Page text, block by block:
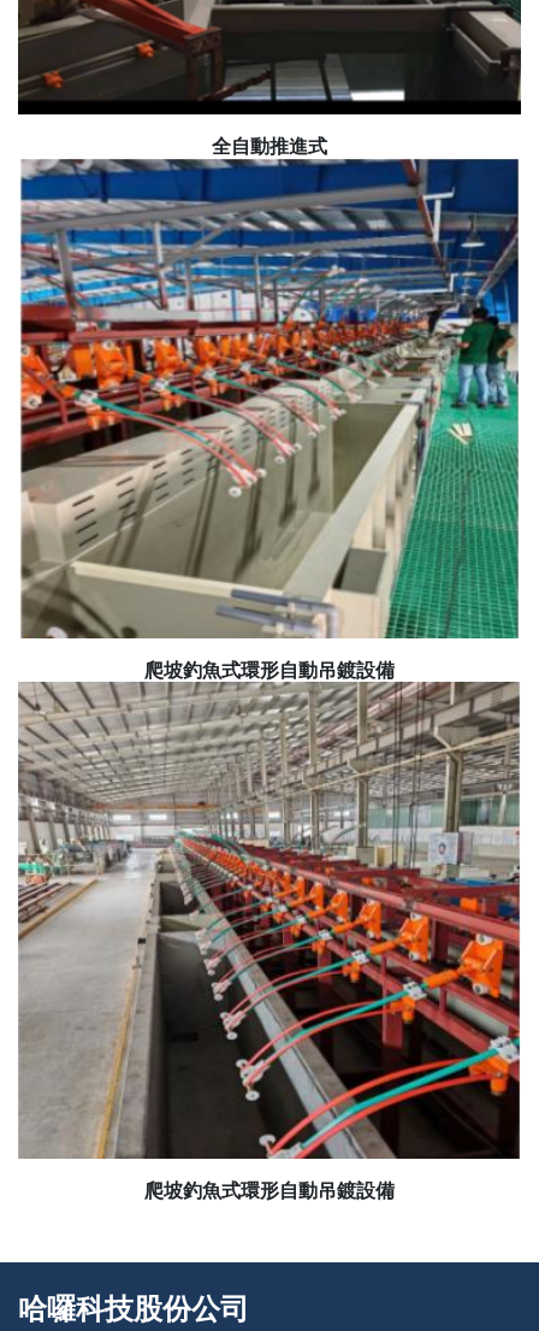
全自動推進式
爬坡釣魚式環形自動吊鍍設備
爬坡釣魚式環形自動吊鍍設備
哈囉科技股份公司